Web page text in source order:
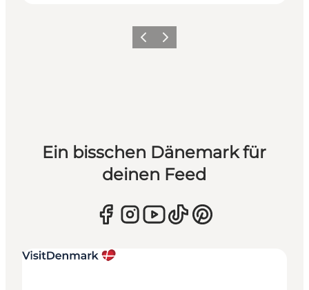
ZurückWeiter
Ein bisschen Dänemark für
deinen Feed